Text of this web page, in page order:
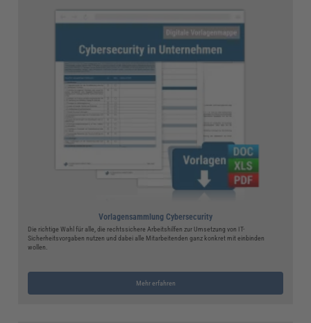
Vorlagensammlung Cybersecurity
Die richtige Wahl für alle, die rechtssichere Arbeitshilfen zur Umsetzung von IT-
Sicherheitsvorgaben nutzen und dabei alle Mitarbeitenden ganz konkret mit einbinden
wollen.
Mehr erfahren